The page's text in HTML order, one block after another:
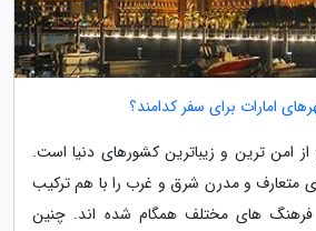
امارات برای سفر کدامند؟
امن ترین و زیباترین کشورهای دنیا است.
متعارف و مدرن شرق و غرب را با هم ترکیب
فرهنگ های مختلف همگام شده اند. چنین